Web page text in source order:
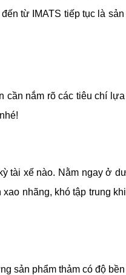
đến từ IMATS tiếp tục là
cần nắm rõ các tiêu chí
tài xế nào. Nằm ngay ở
nhãng, khó tập trung
sản phẩm thảm có độ